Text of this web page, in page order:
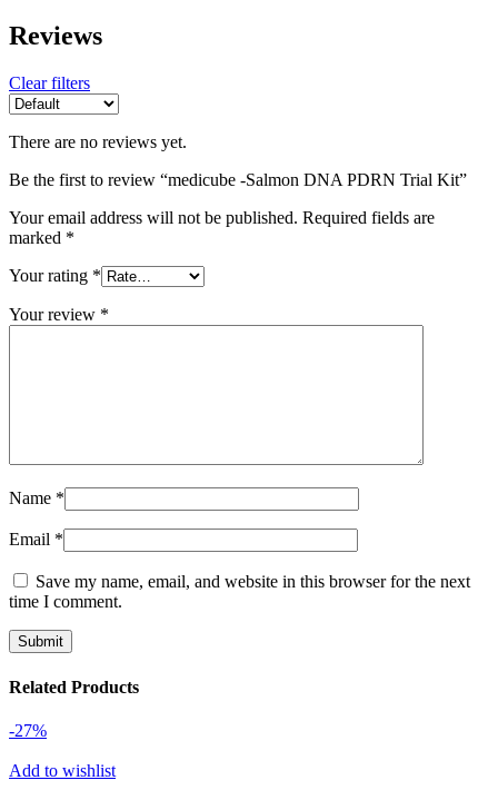
Reviews
Clear filters
There are no reviews yet.
Be the first to review “medicube -Salmon DNA PDRN Trial Kit”
Your email address will not be published. Required fields are
marked *
Your rating *
Your review *
Name *
Email *
Save my name, email, and website in this browser for the next
time I comment.
Related Products
-27%
Add to wishlist